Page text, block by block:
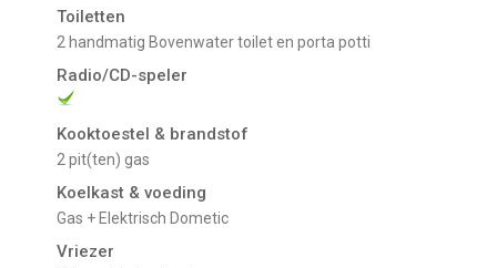
Toiletten
2 handmatig Bovenwater toilet en porta potti
Radio/CD-speler
Kooktoestel & brandstof
2 pit(ten) gas
Koelkast & voeding
gas + Elektrisch Dometic
Vriezer